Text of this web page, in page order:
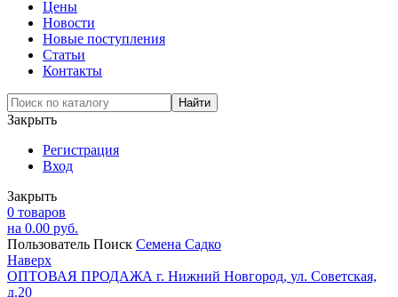
Цены
Новости
Новые поступления
Статьи
Контакты
Закрыть
Регистрация
Вход
Закрыть
0 товаров
на 0.00 руб.
Пользователь Поиск Семена Садко
Наверх
ОПТОВАЯ ПРОДАЖА г. Нижний Новгород, ул. Советская,
д.20